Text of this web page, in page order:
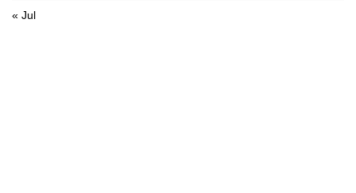
« Jul